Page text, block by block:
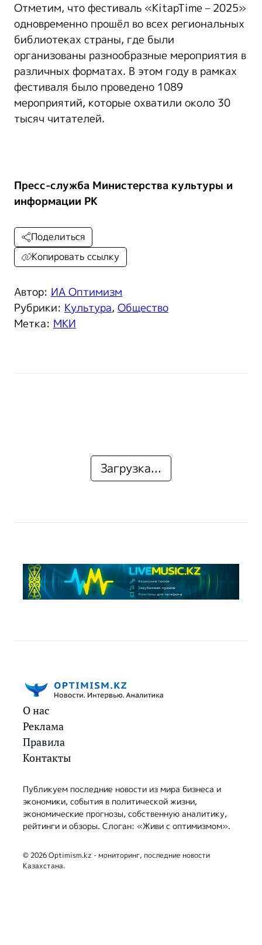
Отметим, что фестиваль «KitapTime – 2025»
одновременно прошёл во всех региональных
библиотеках страны, где были
организованы разнообразные мероприятия в
различных форматах. В этом году в рамках
фестиваля было проведено 1089
мероприятий, которые охватили около 30
тысяч читателей.
Пресс-служба Министерства культуры и
информации РК
Автор: ИА Оптимизм
Рубрики: Культура, Общество
Метка: МКИ
Поделиться
Копировать ссылку
Загрузка...
О нас
Реклама
Правила
Контакты
Публикуем последние новости из мира бизнеса и
экономики, события в политической жизни,
экономические прогнозы, собственную аналитику,
рейтинги и обзоры. Слоган: «Живи с оптимизмом».
© 2026 Optimism.kz - мониторинг, последние новости
Казахстана.